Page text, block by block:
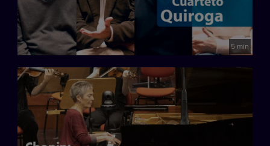
5 min